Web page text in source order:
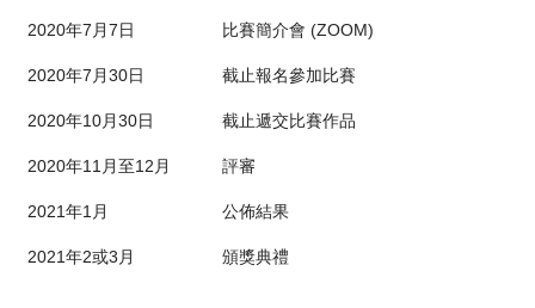
2020年7月7日 比賽簡介會 (ZOOM)
2020年7月30日 截止報名參加比賽
2020年10月30日 截止遞交比賽作品
2020年11月至12月 評審
2021年1月 公佈結果
2021年2或3月 頒獎典禮